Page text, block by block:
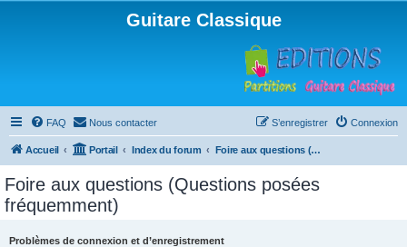
Guitare Classique
FAQ Nous contacter Connexion
S’enregistrer
Accueil Portail Index du forum Foire aux questions (Questions posées fréquemment)
Foire aux questions (Questions posées
fréquemment)
Problèmes de connexion et d’enregistrement